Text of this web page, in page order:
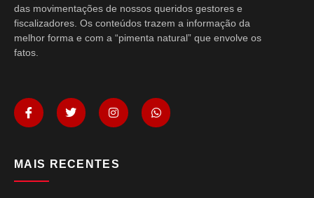
das movimentações de nossos queridos gestores e
fiscalizadores. Os conteúdos trazem a informação da
melhor forma e com a “pimenta natural” que envolve os
fatos.
MAIS RECENTES